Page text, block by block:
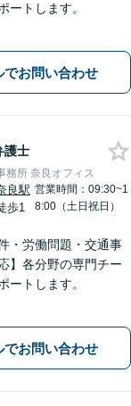
ートします。
でお問い合わせ
護士
務所 奈良オフィス
良駅
歩1
営業時間：09:30~1
8:00（土日祝日）
・労働問題・交通事
】各分野の専門チー
ートします。
でお問い合わせ